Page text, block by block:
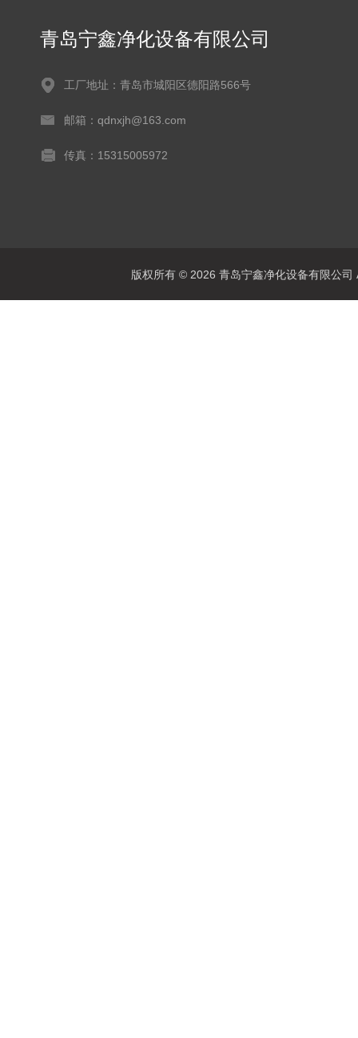
青岛宁鑫净化设备有限公司
工厂地址：青岛市城阳区德阳路566号
邮箱：qdnxjh@163.com
传真：15315005972
版权所有 © 2026 青岛宁鑫净化设备有限